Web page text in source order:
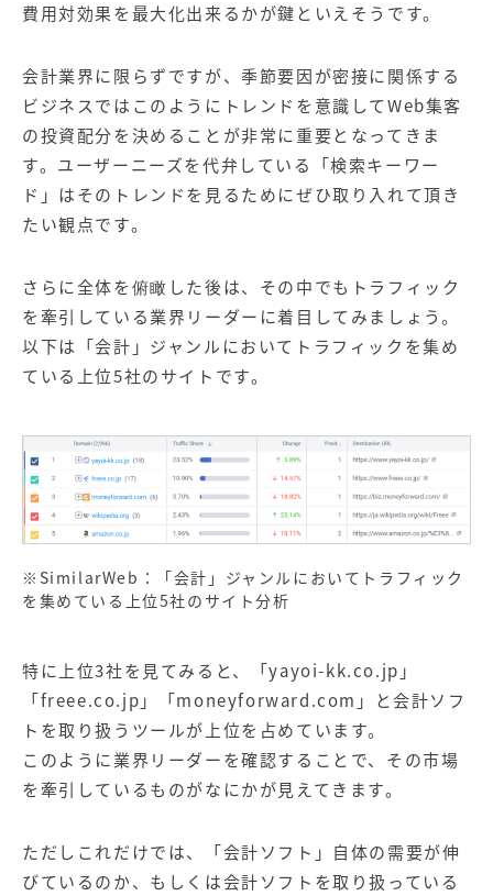
費用対効果を最大化出来るかが鍵といえそうです。
会計業界に限らずですが、季節要因が密接に関係する
ビジネスではこのようにトレンドを意識してWeb集客
の投資配分を決めることが非常に重要となってきま
す。ユーザーニーズを代弁している「検索キーワー
ド」はそのトレンドを見るためにぜひ取り入れて頂き
たい観点です。
さらに全体を俯瞰した後は、その中でもトラフィック
を牽引している業界リーダーに着目してみましょう。
以下は「会計」ジャンルにおいてトラフィックを集め
ている上位5社のサイトです。
※SimilarWeb：「会計」ジャンルにおいてトラフィック
を集めている上位5社のサイト分析
特に上位3社を見てみると、「yayoi-kk.co.jp」
「freee.co.jp」「moneyforward.com」と会計ソフ
トを取り扱うツールが上位を占めています。
このように業界リーダーを確認することで、その市場
を牽引しているものがなにかが見えてきます。
ただしこれだけでは、「会計ソフト」自体の需要が伸
びているのか、もしくは会計ソフトを取り扱っている